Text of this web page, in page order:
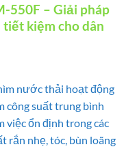
550F – Giải pháp
kiệm cho dân
nước thải hoạt động
công suất trung bình
việc ổn định trong các
rắn nhẹ, tóc, bùn loãng